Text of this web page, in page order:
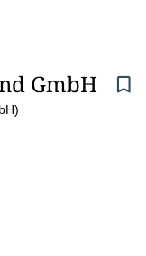
GmbH